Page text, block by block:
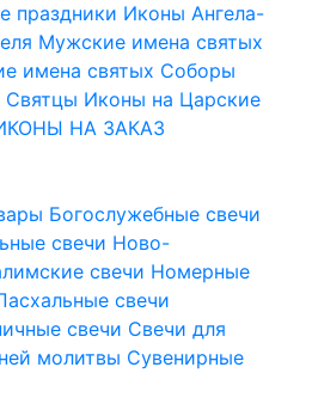
праздники Иконы Ангела-
Мужские имена святых
имена святых Соборы
Святцы Иконы на Царские
НА ЗАКАЗ
Богослужебные свечи
свечи Ново-
свечи Номерные
свечи
свечи Свечи для
молитвы Сувенирные